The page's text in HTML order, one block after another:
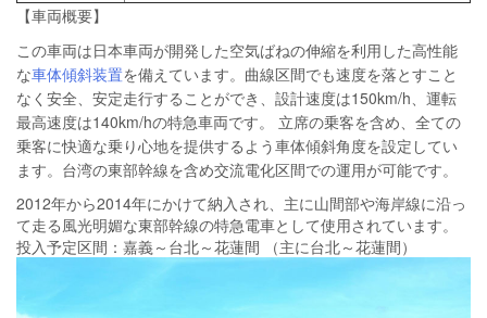
【車両概要】
この車両は日本車両が開発した空気ばねの伸縮を利用した高性能
な車体傾斜装置を備えています。曲線区間でも速度を落とすこと
なく安全、安定走行することができ、設計速度は150km/h、運転
最高速度は140km/hの特急車両です。 立席の乗客を含め、全ての
乗客に快適な乗り心地を提供するよう車体傾斜角度を設定してい
ます。台湾の東部幹線を含め交流電化区間での運用が可能です。
2012年から2014年にかけて納入され、主に山間部や海岸線に沿っ
て走る風光明媚な東部幹線の特急電車として使用されています。
投入予定区間：嘉義～台北～花蓮間 （主に台北～花蓮間）